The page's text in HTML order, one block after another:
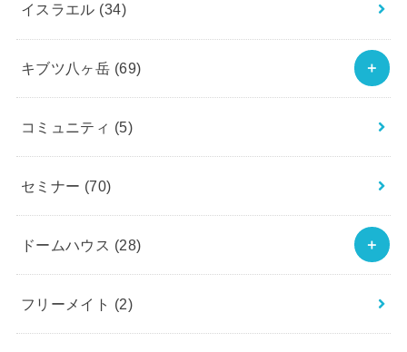
イスラエル (34)
キブツ八ヶ岳 (69)
コミュニティ (5)
セミナー (70)
ドームハウス (28)
フリーメイト (2)